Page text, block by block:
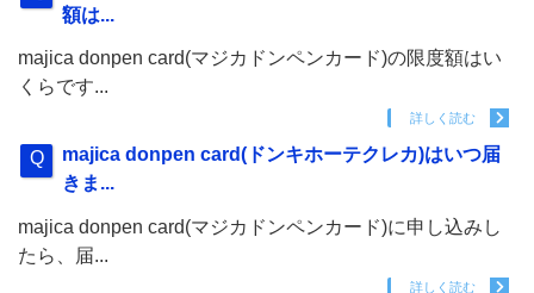
額は...
majica donpen card(マジカドンペンカード)の限度額はい
くらです...
詳しく読む
majica donpen card(ドンキホーテクレカ)はいつ届
きま...
majica donpen card(マジカドンペンカード)に申し込みし
たら、届...
詳しく読む